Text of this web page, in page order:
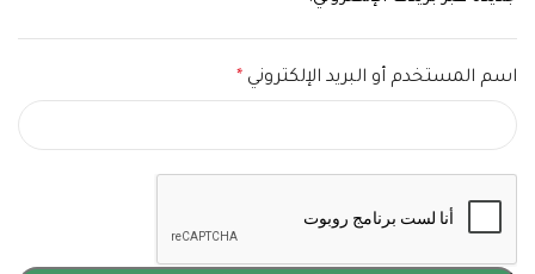
اسم المستخدم أو البريد الإلكتروني *